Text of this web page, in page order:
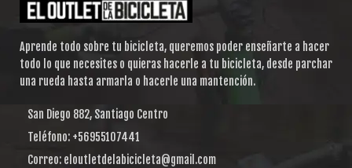
Aprende todo sobre tu bicicleta, queremos poder enseñarte a hacer
todo lo que necesites o quieras hacerle a tu bicicleta, desde parchar
una rueda hasta armarla o hacerle una mantención.
San Diego 882, Santiago Centro
Teléfono: +56955107441
Correo: eloutletdelabicicleta@gmail.com